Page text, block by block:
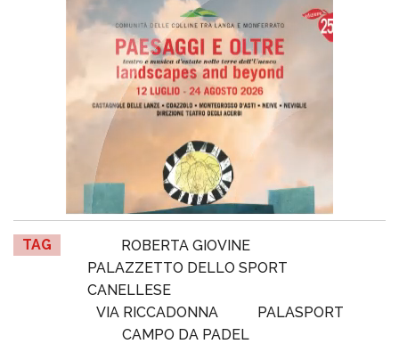
TAG
ROBERTA GIOVINE
PALAZZETTO DELLO SPORT
CANELLESE
VIA RICCADONNA
PALASPORT
CAMPO DA PADEL